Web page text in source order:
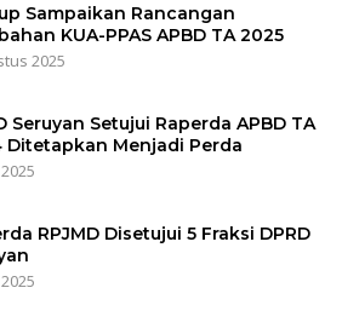
Sampaikan Rancangan
KUA-PPAS APBD TA 2025
2025
Seruyan Setujui Raperda APBD TA
Ditetapkan Menjadi Perda
RPJMD Disetujui 5 Fraksi DPRD